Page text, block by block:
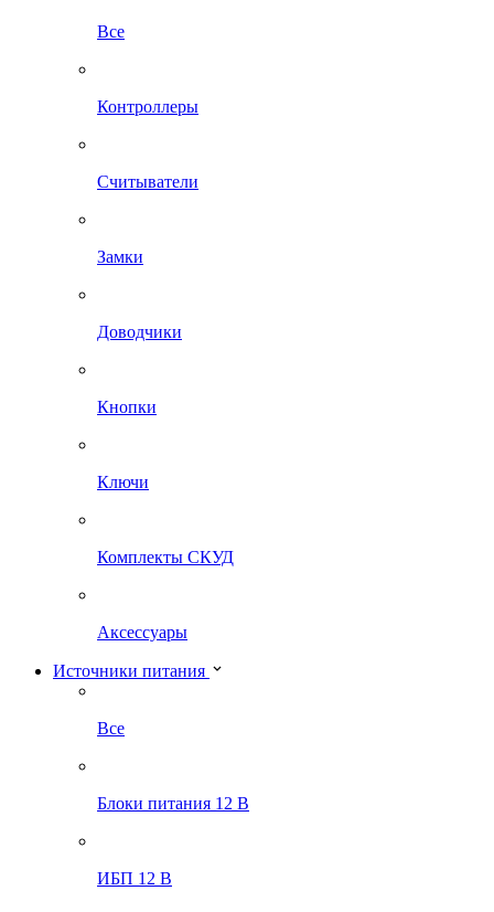
Все
Контроллеры
Считыватели
Замки
Доводчики
Кнопки
Ключи
Комплекты СКУД
Аксессуары
Источники питания
Все
Блоки питания 12 В
ИБП 12 В